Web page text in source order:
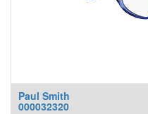
Paul Smith
000032320